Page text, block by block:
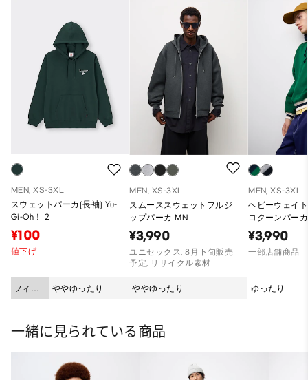
MEN, XS-3XL
スウェットパーカ(長袖) Yu-
Gi-Oh！ 2
¥100
値下げ
フィッ
ト
ややゆったり
MEN, XS-3XL
スムーススウェットフルジ
ップパーカ MN
¥3,990
ユニセックス, 8月下旬販売
予定, リサイクル素材
ややゆったり
MEN, XS-3XL
ヘビーウェイ
コクーンパー
ー)ST（オーバ
ット）
¥3,990
一部店舗商品
ゆったり
一緒に見られている商品